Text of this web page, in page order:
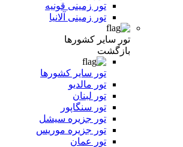
تور زمینی قونیه
تور زمینی آلانیا
تور سایر کشورها
بازگشت
تور سایر کشورها
تور مالدیو
تور لبنان
تور سنگاپور
تور جزیره سیشل
تور جزیره موریس
تور عمان